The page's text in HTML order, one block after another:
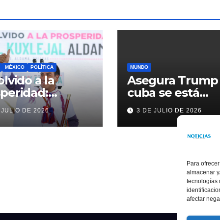
Para
almacenar
tecnologías
afectar
MÉXICO POLÍTICA
a la
Ramírez
la
de
DE 2026
MUNDO
Asegura Trump
cuba se está
acercando a
nosotros
3 DE JULIO DE 2026